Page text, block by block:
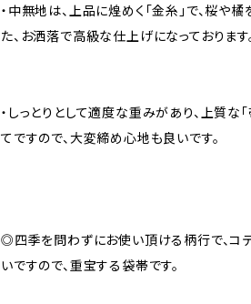
・中無地は、上品に煌めく「金糸」で、桜や
た、お洒落で高級な仕上げになっております
・しっとりとして適度な重みがあり、上質な
てですので、大変締め心地も良いです。
◎四季を問わずにお使い頂ける柄行で、コ
いですので、重宝する袋帯です。